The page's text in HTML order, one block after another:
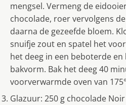
mengsel. Vermeng de
chocolade, roer vervolgens
daarna de gezeefde bloem.
snuifje zout en spatel het
het deeg in een beboterde
bakvorm. Bak het deeg 40
voorverwarmde oven van
Glazuur: 250 g chocolade